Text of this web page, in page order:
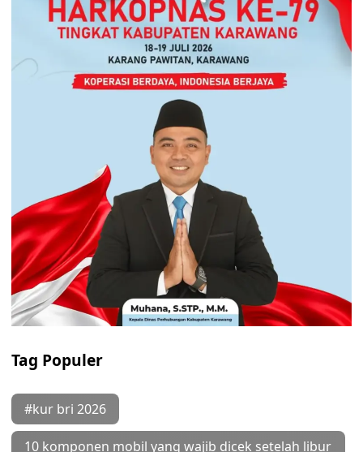
Tag Populer
#kur bri 2026
10 komponen mobil yang wajib dicek setelah libur